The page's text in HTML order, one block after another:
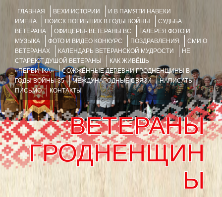
ГЛАВНАЯ ВЕХИ ИСТОРИИ
И В ПАМЯТИ НАВЕКИ
ИМЕНА
ПОИСК ПОГИБШИХ В ГОДЫ ВОЙНЫ
СУДЬБА
ВЕТЕРАНА
ОФИЦЕРЫ- ВЕТЕРАНЫ ВС
ГАЛЕРЕЯ ФОТО И
МУЗЫКА
ФОТО И ВИДЕО КОНКУРС ПОЗДРАВЛЕНИЯ
СМИ О
ВЕТЕРАНАХ
КАЛЕНДАРЬ ВЕТЕРАНСКОЙ МУДРОСТИ
НЕ
СТАРЕЮТ ДУШОЙ ВЕТЕРАНЫ
КАК ЖИВЁШЬ
«ПЕРВИЧКА»
СОЖЖЁННЫЕ ДЕРЕВНИ ГРОДНЕНЩИНЫ В
ГОДЫ ВОЙНЫ 35
МЕЖДУНАРОДНЫЕ СВЯЗИ
НАПИСАТЬ
ПИСЬМО
КОНТАКТЫ
ВЕТЕРАНЫ
ГРОДНЕНЩИН
Ы